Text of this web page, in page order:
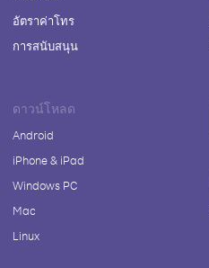
อัตราค่าโทร
การสนับสนุน
ดาวน์โหลด
Android
iPhone & iPad
Windows PC
Mac
Linux